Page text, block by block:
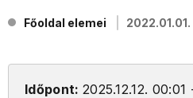
Főoldal elemei 2022.01.01.
Időpont: 2025.12.12. 00:01